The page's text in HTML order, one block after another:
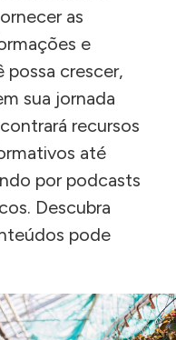
as
e
possa crescer,
sua jornada
recursos
até
por podcasts
Descubra
pode